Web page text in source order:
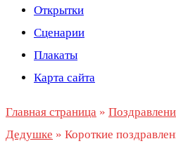
Открытки
Сценарии
Плакаты
Карта сайта
Главная страница »
Дедушке » Короткие